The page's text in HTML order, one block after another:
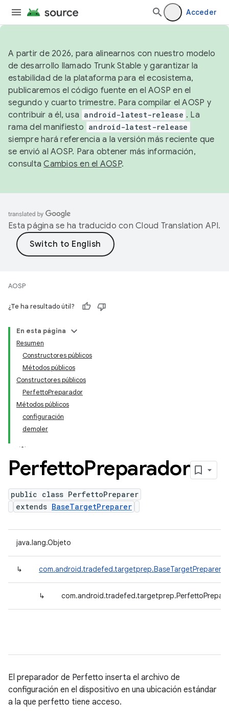
Acceder
A partir de 2026, para alinearnos con nuestro modelo
de desarrollo llamado Trunk Stable y garantizar la
estabilidad de la plataforma para el ecosistema,
publicaremos el código fuente en el AOSP en el
segundo y cuarto trimestre. Para compilar el AOSP y
contribuir a él, usa android-latest-release . La
rama del manifiesto android-latest-release
siempre hará referencia a la versión más reciente que
se envió al AOSP. Para obtener más información,
consultaCambios en el AOSP.
Esta página se ha traducido con Cloud Translation API.
AOSP
¿Te ha resultado útil?
En esta página
Resumen
Constructores públicos
Métodos públicos
Constructores públicos
PerfettoPreparador
Métodos públicos
configuración
demoler
PerfettoPreparador
public class PerfettoPreparer
extends BaseTargetPreparer
java.lang.Objeto
↳ com.android.tradefed.targetprep.BaseTargetPreparer
↳
El preparador de Perfetto inserta el archivo de
configuración en el dispositivo en una ubicación estándar
a la que perfetto tiene acceso.